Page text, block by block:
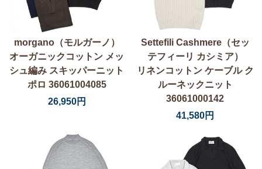
morgano（モルガーノ）
オーガニックコットン メッ
シュ編み スキッパーニット
ポロ 36061004085
26,950円
Settefili Cashmere（セッ
テフィーリ カシミア）
リネンコットン ケーブル ク
ルーネックニット
36061000142
41,580円